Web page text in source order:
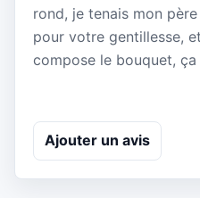
rond, je tenais mon
pour votre gentillesse,
compose le bouquet,
Ajouter un avis